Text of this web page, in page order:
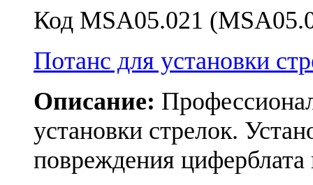
Код MSA05.021
Потанс для установки
Описание:
установки стрелок.
повреждения